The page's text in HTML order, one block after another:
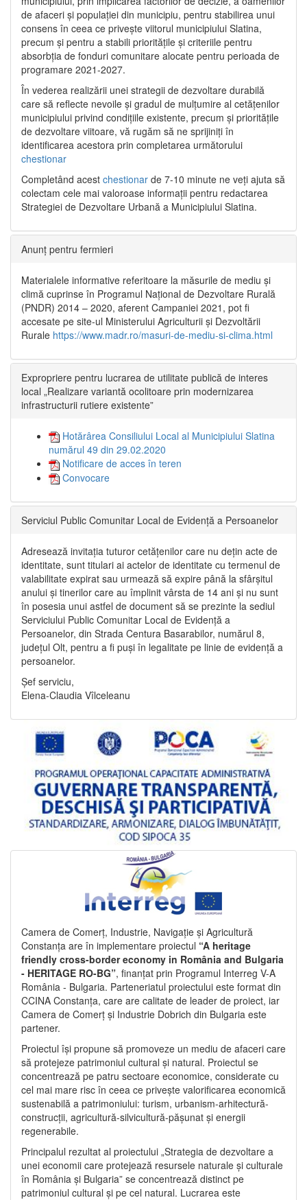
de afaceri și populației din municipiu, pentru stabilirea unui
consens în ceea ce privește viitorul municipiului Slatina,
precum și pentru a stabili prioritățile și criteriile pentru
absorbția de fonduri comunitare alocate pentru perioada de
programare 2021-2027.
În vederea realizării unei strategii de dezvoltare durabilă
care să reflecte nevoile și gradul de mulțumire al cetățenilor
municipiului privind condițiile existente, precum și prioritățile
de dezvoltare viitoare, vă rugăm să ne sprijiniți în
identificarea acestora prin completarea următorului
chestionar
Completând acest chestionar de 7-10 minute ne veți ajuta să
colectam cele mai valoroase informații pentru redactarea
Strategiei de Dezvoltare Urbană a Municipiului Slatina.
Anunț pentru fermieri
Materialele informative referitoare la măsurile de mediu și
climă cuprinse în Programul Național de Dezvoltare Rurală
(PNDR) 2014 – 2020, aferent Campaniei 2021, pot fi
accesate pe site-ul Ministerului Agriculturii și Dezvoltării
Rurale https://www.madr.ro/masuri-de-mediu-si-clima.html
Expropriere pentru lucrarea de utilitate publică de interes
local „Realizare variantă ocolitoare prin modernizarea
infrastructurii rutiere existente”
Hotărârea Consiliului Local al Municipiului Slatina
numărul 49 din 29.02.2020
Notificare de acces în teren
Convocare
Serviciul Public Comunitar Local de Evidență a Persoanelor
Adresează invitația tuturor cetățenilor care nu dețin acte de
identitate, sunt titulari ai actelor de identitate cu termenul de
valabilitate expirat sau urmează să expire până la sfârșitul
anului și tinerilor care au împlinit vârsta de 14 ani și nu sunt
în posesia unui astfel de document să se prezinte la sediul
Serviciului Public Comunitar Local de Evidență a
Persoanelor, din Strada Centura Basarabilor, numărul 8,
județul Olt, pentru a fi puși în legalitate pe linie de evidență a
persoanelor.
Șef serviciu,
Elena-Claudia Vîlceleanu
Camera de Comerț, Industrie, Navigație și Agricultură
Constanța are în implementare proiectul “A heritage
friendly cross-border economy in România and Bulgaria
- HERITAGE RO-BG”, finanțat prin Programul Interreg V-A
România - Bulgaria. Parteneriatul proiectului este format din
CCINA Constanța, care are calitate de leader de proiect, iar
Camera de Comerț și Industrie Dobrich din Bulgaria este
partener.
Proiectul își propune să promoveze un mediu de afaceri care
să protejeze patrimoniul cultural și natural. Proiectul se
concentrează pe patru sectoare economice, considerate cu
cel mai mare risc în ceea ce privește valorificarea economică
sustenabilă a patrimoniului: turism, urbanism-arhitectură-
construcții, agricultură-silvicultură-pășunat și energii
regenerabile.
Principalul rezultat al proiectului „Strategia de dezvoltare a
unei economii care protejează resursele naturale și culturale
în România și Bulgaria” se concentrează distinct pe
patrimoniul cultural și pe cel natural. Lucrarea este